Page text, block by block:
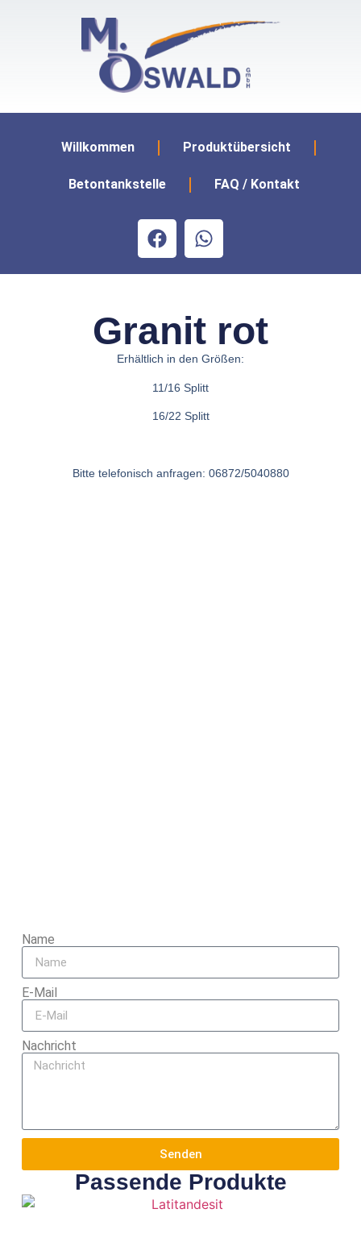
Willkommen Produktübersicht
Betontankstelle FAQ / Kontakt
Granit rot
Erhältlich in den Größen:
11/16 Splitt
16/22 Splitt
Bitte telefonisch anfragen: 06872/5040880
Name
E-Mail
Nachricht
Senden
Passende Produkte